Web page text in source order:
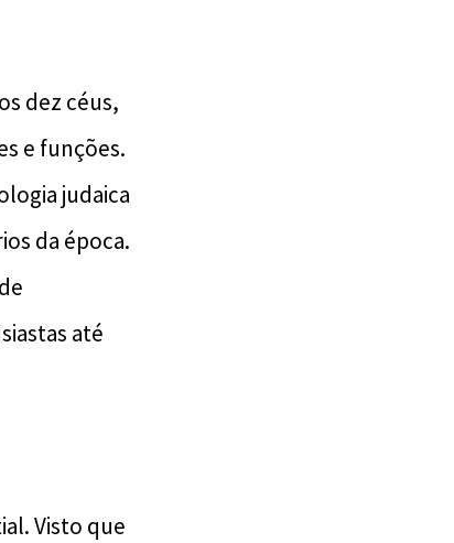
dez céus,
e funções.
judaica
da época.
até
Visto que